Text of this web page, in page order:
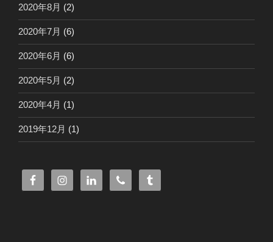
2020年8月 (2)
2020年7月 (6)
2020年6月 (6)
2020年5月 (2)
2020年4月 (1)
2019年12月 (1)